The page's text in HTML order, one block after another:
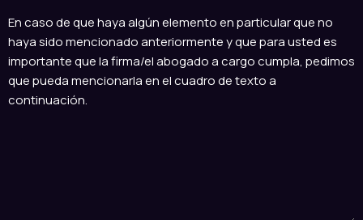
En caso de que haya algún elemento en particular que no
haya sido mencionado anteriormente y que para usted es
importante que la firma/el abogado a cargo cumpla, pedimos
que pueda mencionarla en el cuadro de texto a
continuación.